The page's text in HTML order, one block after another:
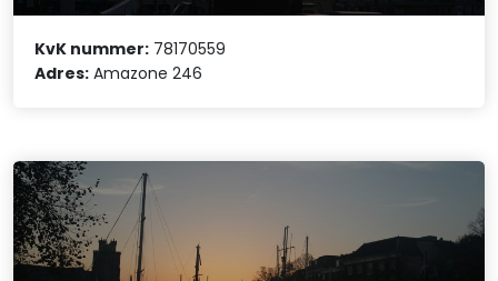
KvK nummer: 78170559
Adres: Amazone 246